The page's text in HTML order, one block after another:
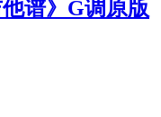
谱》G调原版